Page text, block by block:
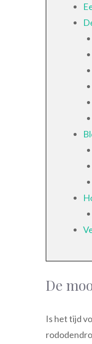
De
Is het tijd